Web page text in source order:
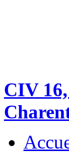
CIV